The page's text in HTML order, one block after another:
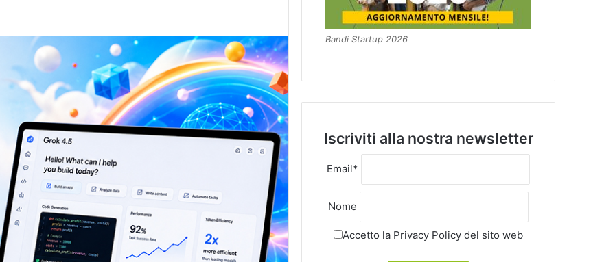
Bandi Startup 2026
Iscriviti alla nostra newsletter
Email*
Nome
Accetto la Privacy Policy del sito web